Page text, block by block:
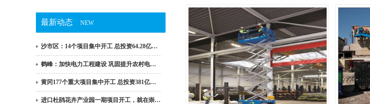
最新动态 NEW
沙市区：14个项目集中开工 总投资64.28亿…
鹤峰：加快电力工程建设 巩固提升农村电…
黄冈177个重大项目集中开工 总投资381亿…
进口杜鹃花卉产业园一期项目开工，就在崇…